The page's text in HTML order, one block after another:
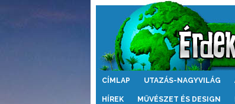
Érdekes
CÍMLAP UTAZÁS-NAGYVILÁG
HÍREK MŰVÉSZET ÉS DESIGN